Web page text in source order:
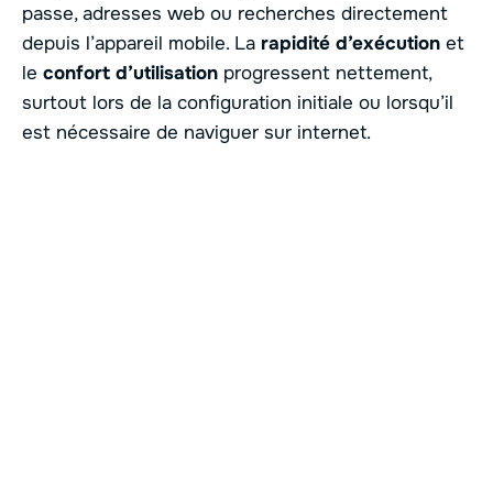
passe, adresses web ou recherches directement
depuis l’appareil mobile. La rapidité d’exécution et
le confort d’utilisation progressent nettement,
surtout lors de la configuration initiale ou lorsqu’il
est nécessaire de naviguer sur internet.